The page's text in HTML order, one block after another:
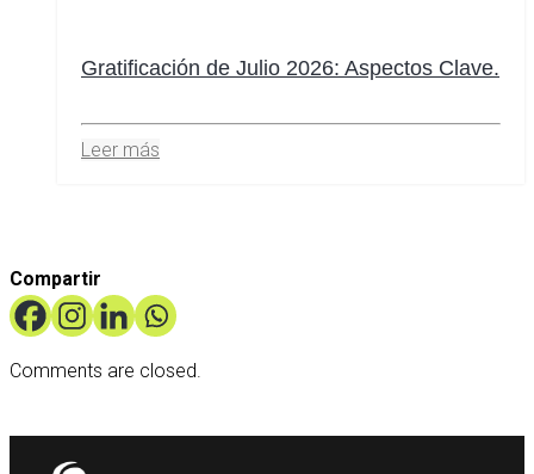
Gratificación de Julio 2026: Aspectos Clave.
Leer más
Compartir
Comments are closed.